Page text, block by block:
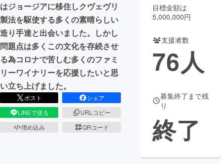
CAMPFIREふるさと納税machi-ya コミュニティ
はジョージアに移住しクヴェヴリ
製法を駆使する多くの素晴らしい
造り手達と出会いました。しかし
問題点は多くこの文化を存続させ
る為コロナで苦しむ多くのファミ
リーワイナリーを応援したいと思
い立ち上げました。
ポスト
シェア
LINEで送る
URLコピー
埋め込み
QRコード
目標金額は
5,000,000円
支援者数
76人
募集終了まで残
り
終了